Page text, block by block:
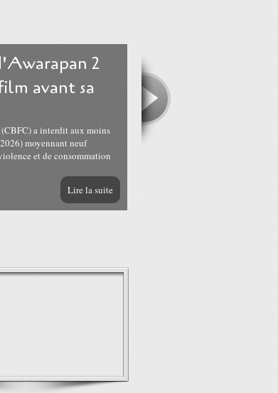
2
avant sa
a interdit aux moins
moyennant neuf
et de consommation
Lire la suite